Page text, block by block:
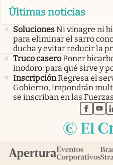
Últimas noticias
SolucionesNi vinagre ni
para eliminar el sarro
ducha y evitar reducir la
Truco caseroPoner
inodoro: para qué sirve y
InscripciónRegresa el
Gobierno, impondrán
se inscriban en las
abre